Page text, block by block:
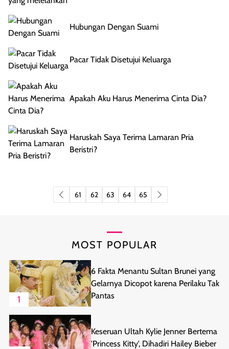
Hubungan Dengan Suami
Pacar Tidak Disetujui Keluarga
Apakah Aku Harus Menerima Cinta Dia?
Haruskah Saya Terima Lamaran Pria
Beristri?
61 62 63 64 65
MOST POPULAR
1
6 Fakta Menantu Sultan Brunei yang
Gelarnya Dicopot karena Perilaku Tak
Pantas
Keseruan Ultah Kylie Jenner Bertema
'Princess Kitty', Dihadiri Hailey Bieber